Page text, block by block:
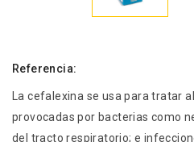
Referencia:
La cefalexina se usa para tratar
provocadas por bacterias como
del tracto respiratorio; e